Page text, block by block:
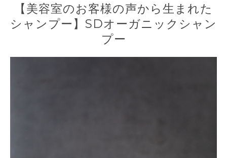
【美容室のお客様の声から生まれた
シャンプー】SDオーガニックシャン
プー